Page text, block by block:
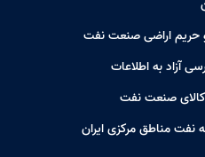
حریم اراضی صنعت نفت
آزاد به اطلاعات
کالای صنعت نفت
مناطق مرکزی ایران